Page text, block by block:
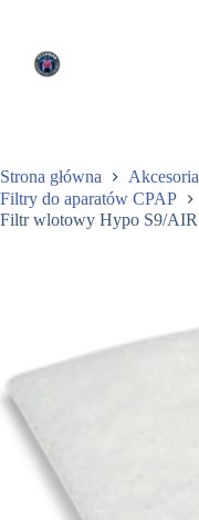
Strona główna
Filtry do aparatów CPAP
Filtr wlotowy Hypo S9/